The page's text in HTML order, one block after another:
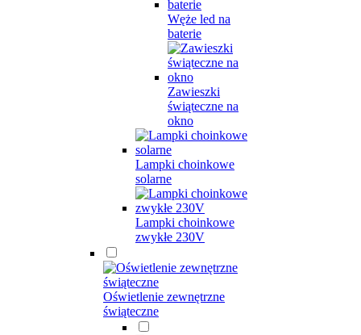
Węże led na
baterie
Zawieszki
świąteczne na
okno
Lampki choinkowe
solarne
Lampki choinkowe
zwykłe 230V
Oświetlenie zewnętrzne
świąteczne